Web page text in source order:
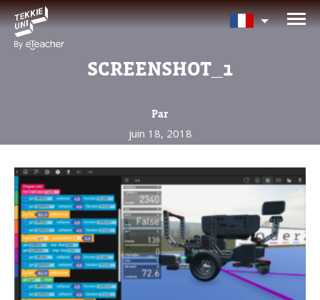
SCREENSHOT_1
Par
juin 18, 2018
Avez-vous besoin d'aide pour
choisir votre cours?
Nom complet d'un parent
Âge de votre enfant
Âge de votre enfant
E-mail des parents